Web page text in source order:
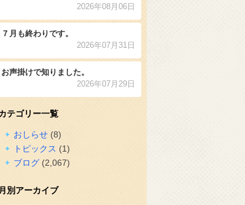
2026年08月06日
７月も終わりです。
2026年07月31日
お声掛けで知りました。
2026年07月29日
テゴリー一覧
おしらせ(8)
トピックス (1)
ブログ(2,067)
月別アーカイブ